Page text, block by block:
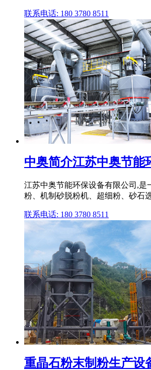
联系电话: 180 3780 8511
中奥简介江苏中奥节能
江苏中奥节能环保设备有限公司,
粉、机制砂脱粉机、超细粉、砂石
联系电话: 180 3780 8511
重晶石粉末制粉生产设